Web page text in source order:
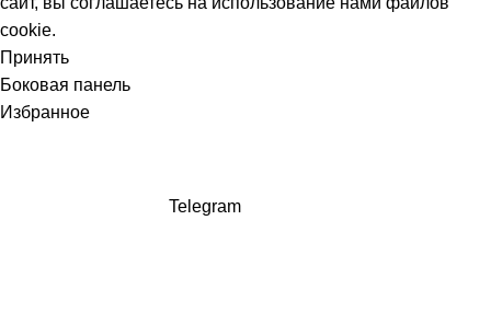
cookie.
Принять
Боковая панель
Избранное
Telegram